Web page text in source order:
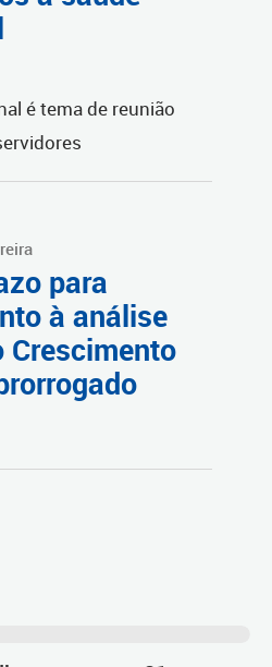
para
à análise
Crescimento